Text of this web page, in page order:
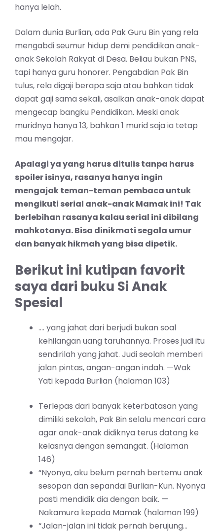
hanya lelah.
Dalam dunia Burlian, ada Pak Guru Bin yang rela
mengabdi seumur hidup demi pendidikan anak-
anak Sekolah Rakyat di Desa. Beliau bukan PNS,
tapi hanya guru honorer. Pengabdian Pak Bin
tulus, rela digaji berapa saja atau bahkan tidak
dapat gaji sama sekali, asalkan anak-anak dapat
mengecap bangku Pendidikan. Meski anak
muridnya hanya 13, bahkan 1 murid saja ia tetap
mau mengajar.
Apalagi ya yang harus ditulis tanpa harus
spoiler isinya, rasanya hanya ingin
mengajak teman-teman pembaca untuk
mengikuti serial anak-anak Mamak ini! Tak
berlebihan rasanya kalau serial ini dibilang
mahkotanya. Bisa dinikmati segala umur
dan banyak hikmah yang bisa dipetik.
Berikut ini kutipan favorit
saya dari buku Si Anak
Spesial
…. yang jahat dari berjudi bukan soal
kehilangan uang taruhannya. Proses judi itu
sendirilah yang jahat. Judi seolah memberi
jalan pintas, angan-angan indah. —Wak
Yati kepada Burlian (halaman 103)
Terlepas dari banyak keterbatasan yang
dimiliki sekolah, Pak Bin selalu mencari cara
agar anak-anak didiknya terus datang ke
kelasnya dengan semangat. (Halaman
146)
“Nyonya, aku belum pernah bertemu anak
sesopan dan sepandai Burlian-Kun. Nyonya
pasti mendidik dia dengan baik. —
Nakamura kepada Mamak (halaman 199)
“Jalan-jalan ini tidak pernah berujung…